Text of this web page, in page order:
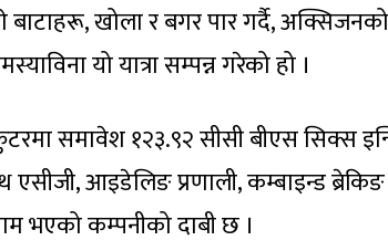
बाटाहरू, खोला र बगर पार गर्दै,
यो यात्रा सम्पन्न गरेको हो ।
समावेश १२३.९२ सीसी बीएस सिक्स
एसीजी, आइडेलिङ प्रणाली, कम्बाइन्ड
भएको कम्पनीको दाबी छ ।